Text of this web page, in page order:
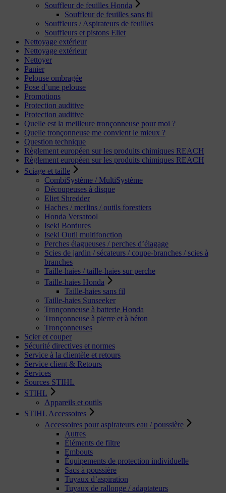
Souffleur de feuilles Honda
Souffleur de feuilles sans fil
Souffleurs / Aspirateurs de feuilles
Souffleurs et pistons Eliet
Nettoyage extérieur
Nettoyage extérieur
Nettoyer
Panier
Pelouse ombragée
Pose d’une pelouse
Promotions
Protection auditive
Protection auditive
Quelle est la meilleure tronçonneuse pour moi ?
Quelle tronçonneuse me convient le mieux ?
Question technique
Règlement européen sur les produits chimiques REACH
Règlement européen sur les produits chimiques REACH
Sciage et taille
CombiSystème / MultiSystème
Découpeuses à disque
Eliet Shredder
Haches / merlins / outils forestiers
Honda Versatool
Iseki Bordures
Iseki Outil multifonction
Perches élagueuses / perches d’élagage
Scies de jardin / sécateurs / coupe-branches / scies à
branches
Taille-haies / taille-haies sur perche
Taille-haies Honda
Taille-haies sans fil
Taille-haies Sunseeker
Tronçonneuse à batterie Honda
Tronçonneuse à pierre et à béton
Tronçonneuses
Scier et couper
Sécurité directives et normes
Service à la clientèle et retours
Service client & Retours
Services
Sources STIHL
STIHL
Appareils et outils
STIHL Accessoires
Accessoires pour aspirateurs eau / poussière
Autres
Éléments de filtre
Embouts
Équipements de protection individuelle
Sacs à poussière
Tuyaux d’aspiration
Tuyaux de rallonge / adaptateurs